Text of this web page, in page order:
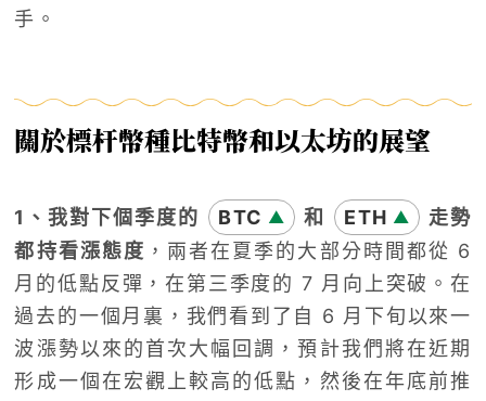
手。
關於標杆幣種比特幣和以太坊的展望
1、我對下個季度的 BTC ▲ 和 ETH ▲
走勢
都持看漲態度 ，兩者在夏季的大部分時間都從 6
月的低點反彈，在第三季度的 7 月向上突破。在
過去的一個月裏，我們看到了自 6 月下旬以來一
波漲勢以來的首次大幅回調，預計我們將在近期
形成一個在宏觀上較高的低點，然後在年底前推